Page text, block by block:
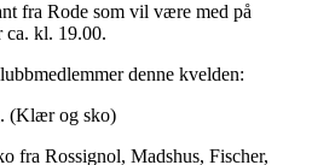
fra Rode som vil være med på
ca. kl. 19.00.
denne kvelden:
(Klær og sko)
fra Rossignol, Madshus, Fischer,